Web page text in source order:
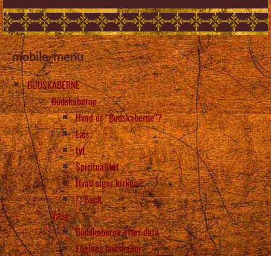
mobile_menu
BUDSKABERNE
Budskaberne
Hvad er “Budskaberne”?
Læs
Lyt
Spiritualitet
Hvad siger kirken?
Back
Vælg
Budskaberne efter dato
Englens budskaber